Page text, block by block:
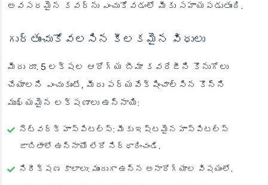
అవసరమైన కవర్‌ను ఎంచుకోవడంలో మీకు సహాయపడుతుంది.
గుర్తుంచుకోవలసిన కీలకమైన విధులు
మీరు రూ. 5 లక్షల ఆరోగ్య బీమా కవరేజీని కొనుగోలు
చేయాలని ఎంచుకుంటే, మీరు పర్యవేక్షించాల్సిన కొన్ని
ముఖ్యమైన లక్షణాలు ఉన్నాయి:
నెట్‌వర్క్ హాస్పిటల్స్: మీకు ఇష్టమైన హాస్పిటల్స్
జాబితాలో ఉన్నాయో లేదో నిర్ధారించండి.
నిరీక్షణ కాలాలు: ముందుగా ఉన్న అనారోగ్యాల విషయంలో.